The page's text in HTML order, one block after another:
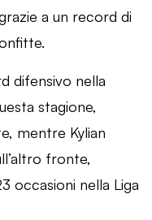
a un record di
difensivo nella
stagione,
mentre Kylian
fronte,
occasioni nella Liga